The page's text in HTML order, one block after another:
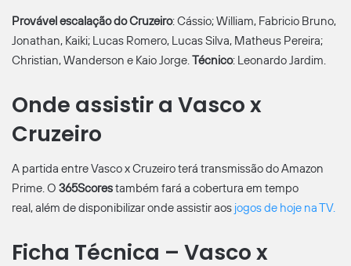
Provável escalação do Cruzeiro: Cássio; William, Fabricio Bruno,
Jonathan, Kaiki; Lucas Romero, Lucas Silva, Matheus Pereira;
Christian, Wanderson e Kaio Jorge.Técnico: Leonardo Jardim.
Onde assistir a Vasco x
Cruzeiro
A partida entre Vasco x Cruzeiro terá transmissão do Amazon
Prime. O 365Scorestambém fará a cobertura em tempo
real, além de disponibilizar onde assistir aos jogos de hoje na TV.
Ficha Técnica – Vasco x